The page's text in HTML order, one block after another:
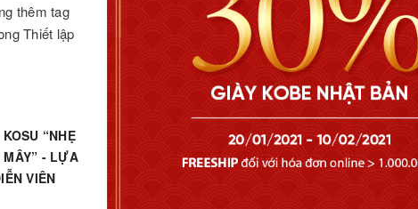
thêm tag
Thiết lập
“NHẸ
MÂY” - LỰA
VIÊN